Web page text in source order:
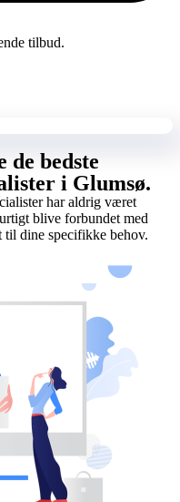
tilbud.
bedste
i Glumsø.
har aldrig været
blive forbundet med
til dine specifikke behov.